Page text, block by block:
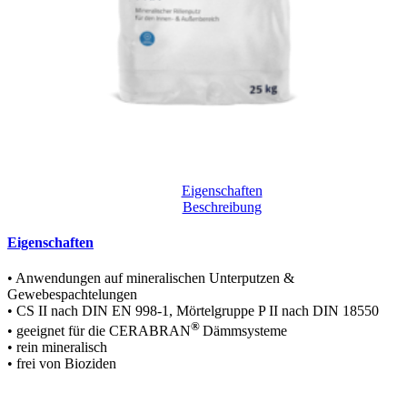
Eigenschaften
Beschreibung
Eigenschaften
• Anwendungen auf mineralischen Unterputzen &
Gewebespachtelungen
• CS II nach DIN EN 998-1, Mörtelgruppe P II nach DIN 18550
• geeignet für die CERABRAN® Dämmsysteme
• rein mineralisch
• frei von Bioziden